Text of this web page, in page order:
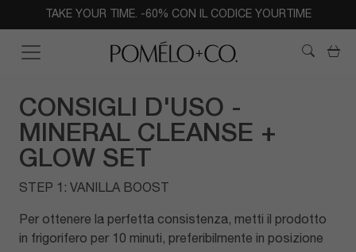
TAKE YOUR TIME. -60% CON IL CODICE YOURTIME
CONSIGLI D'USO -
MINERAL CLEANSE +
GLOW SET
STEP 1: VANILLA BOOST
Per ottenere la perfetta consistenza, metti il prodotto
in frigorifero per 10 minuti, preferibilmente in posizione